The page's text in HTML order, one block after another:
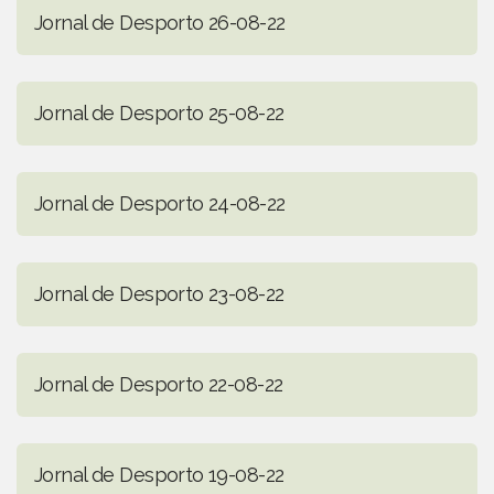
Jornal de Desporto 26-08-22
Jornal de Desporto 25-08-22
Jornal de Desporto 24-08-22
Jornal de Desporto 23-08-22
Jornal de Desporto 22-08-22
Jornal de Desporto 19-08-22